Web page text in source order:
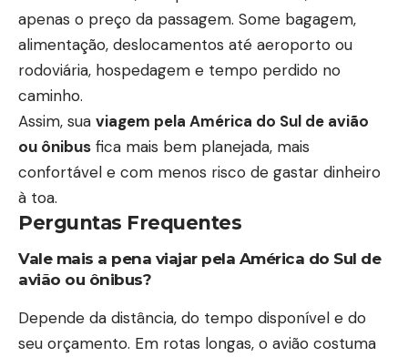
apenas o preço da passagem. Some bagagem,
alimentação, deslocamentos até aeroporto ou
rodoviária, hospedagem e tempo perdido no
caminho.
Assim, sua viagem pela América do Sul de avião
ou ônibus fica mais bem planejada, mais
confortável e com menos risco de gastar dinheiro
à toa.
Perguntas Frequentes
Vale mais a pena viajar pela América do Sul de
avião ou ônibus?
Depende da distância, do tempo disponível e do
seu orçamento. Em rotas longas, o avião costuma